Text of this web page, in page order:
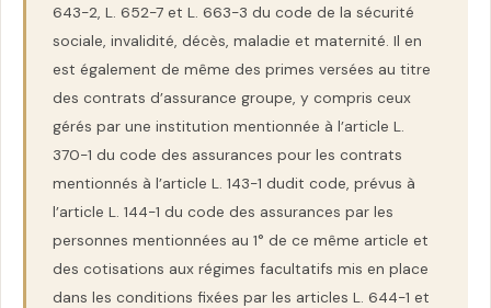
643-2, L. 652-7 et L. 663-3 du code de la sécurité
sociale, invalidité, décès, maladie et maternité. Il en
est également de même des primes versées au titre
des contrats d’assurance groupe, y compris ceux
gérés par une institution mentionnée à l’article L.
370-1 du code des assurances pour les contrats
mentionnés à l’article L. 143-1 dudit code, prévus à
l’article L. 144-1 du code des assurances par les
personnes mentionnées au 1° de ce même article et
des cotisations aux régimes facultatifs mis en place
dans les conditions fixées par les articles L. 644-1 et